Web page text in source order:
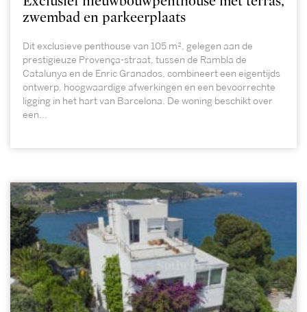
zwembad en parkeerplaats
Dit exclusieve penthouse van 105 m², gelegen aan de
prestigieuze Provença-straat, tussen de Rambla de
Catalunya en de Enric Granados, combineert een eigentijds
ontwerp, hoogwaardige afwerkingen en een bevoorrechte
ligging in het hart van Barcelona. De woning beschikt over
een...